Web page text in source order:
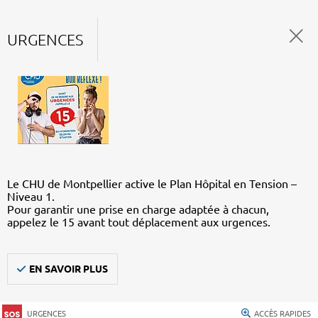
URGENCES
Le CHU de Montpellier active le Plan Hôpital en Tension –
Niveau 1.
Pour garantir une prise en charge adaptée à chacun,
appelez le 15 avant tout déplacement aux urgences.
EN SAVOIR PLUS
URGENCES ACCÈS RAPIDES